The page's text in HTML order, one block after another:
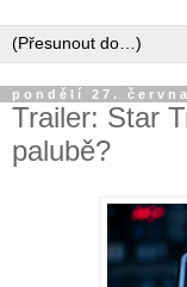
pondělí 27.
Trailer: Star
palubě?